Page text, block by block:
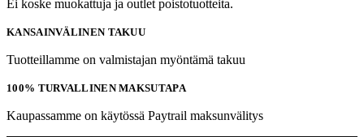
Ei koske muokattuja ja outlet poistotuotteita.
KANSAINVÄLINEN TAKUU
Tuotteillamme on valmistajan myöntämä takuu
100% TURVALLINEN MAKSUTAPA
Kaupassamme on käytössä Paytrail maksunvälitys